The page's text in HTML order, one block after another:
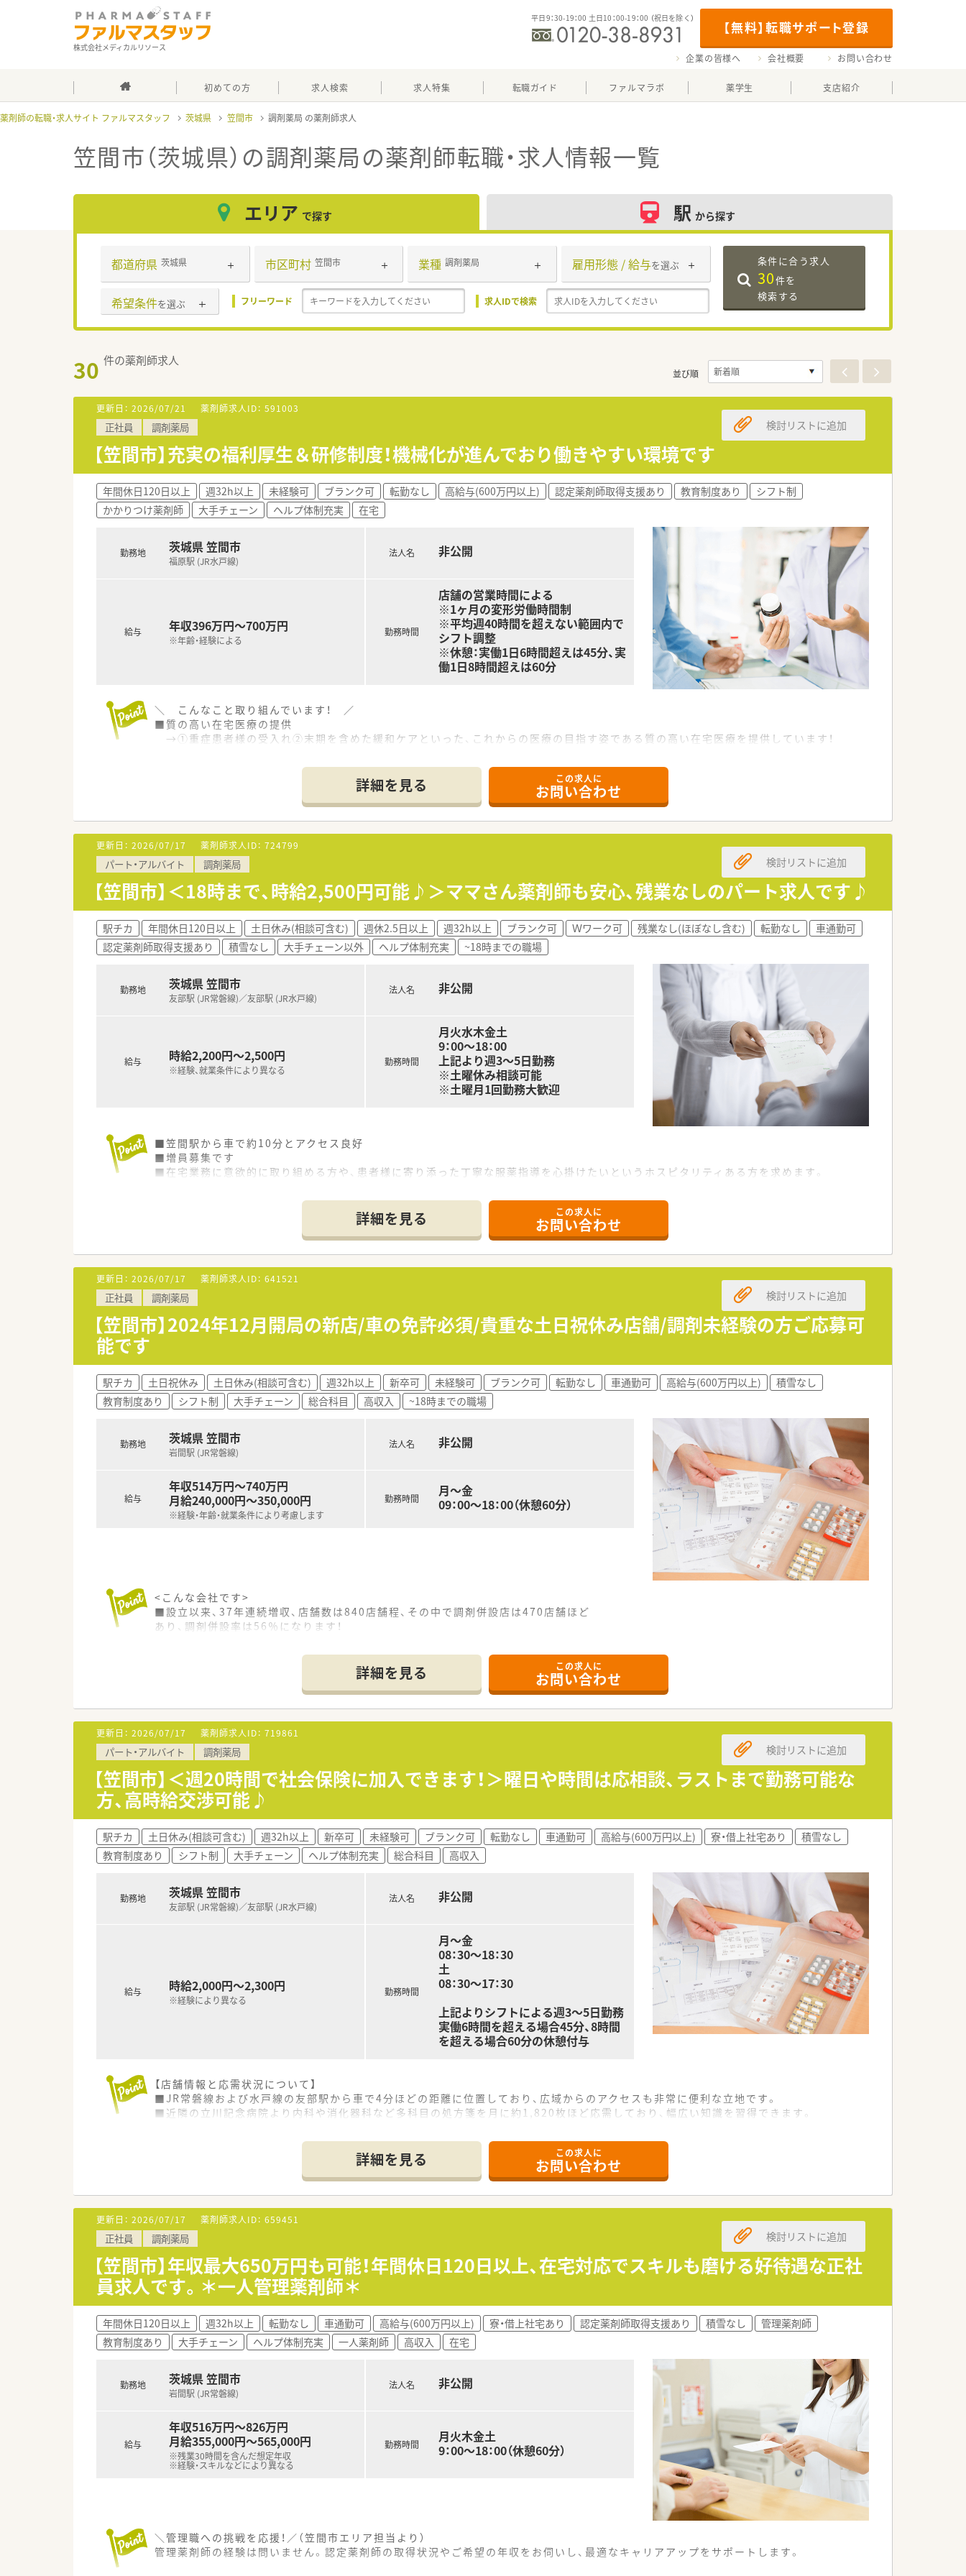
株式会社メディカルリソース
【無料】転職サポート登録
平日9：30-19：00 土日10：00-19：00 （祝日を除く）
企業の皆様へ 会社概要 お問い合わせ
初めての方 求人検索 求人特集 転職ガイド ファルマラボ 薬学生 支店紹介
薬剤師の転職・求人サイト ファルマスタッフ 茨城県 笠間市 調剤薬局
笠間市（茨城県）の調剤薬局の薬剤師転職・求人情報一覧
エリア で探す 駅 から探す
都道府県 茨城県 市区町村 笠間市 業種 調剤薬局 雇用形態 / 給与を選ぶ
希望条件を選ぶ フリーワード 求人IDで検索
条件に合う求人
30件を
検索する
30 件の薬剤師求人
並び順
更新日： 2026/07/21 薬剤師求人ID： 591003
正社員 調剤薬局
【笠間市】充実の福利厚生＆研修制度！機械化が進んでおり働きやすい環境です
検討リストに追加
年間休日120日以上 週32h以上 未経験可 ブランク可 転勤なし 高給与(600万円以上) 認定薬剤師取得支援あり 教育制度あり
シフト制
かかりつけ薬剤師
大手チェーン ヘルプ体制充実 在宅
勤務地 茨城県 笠間市
福原駅 (JR水戸線)
給与 年収396万円～700万円
※年齢・経験による
法人名 非公開
勤務時間
店舗の営業時間による
※1ヶ月の変形労働時間制
※平均週40時間を超えない範囲内で
シフト調整
※休憩：実働1日6時間超えは45分、実
働1日8時間超えは60分
＼ こんなこと取り組んでいます！ ／
■質の高い在宅医療の提供
→①重症患者様の受入れ②末期を含めた緩和ケアといった、これからの医療の目指す姿である質の高い在宅医療を提供しています！
→ガン終末期をカバーする麻薬を取り扱っており、どんながん患者様でも対応することが可能です！
また、皮下持続注入療法対応件数がNO,１となります。
■終末期医療にも携わることができます！
→健康寿命（男性:71.2歳 女性74.2歳）を過ぎた高齢者には治療に専念するのではなく自分自身の好きなことをして過ごしたいという
思いに応え、最小限の薬で人生最期のお手伝いを行っています。
＼ こんな会社です ／
■大手調剤薬局チェーンの総合メディカルグループなので安定性・経営の透明性ともにあり安心して就業頂ける環境です！
■未病から看取りまでを一貫してサポート可能。かかりつけ薬剤師・在宅専任などジョブローテも可能。様々なご希望に沿った就業環境
をご用意しております。
■店舗をドミナント展開することにより1店舗あたりの在宅件数が減少。在宅にかかるロスを最小化し、店舗対応の薬剤師の負担を減ら
しています！
詳細を見る この求人に
お問い合わせ
更新日： 2026/07/17 薬剤師求人ID： 724799
パート・アルバイト 調剤薬局
【笠間市】＜18時まで、時給2,500円可能♪＞ママさん薬剤師も安心、残業なしのパート求人です♪
検討リストに追加
駅チカ 年間休日120日以上 土日休み(相談可含む) 週休2.5日以上 週32h以上 ブランク可 Ｗワーク可 残業なし(ほぼなし含む) 転勤なし
車通勤可
認定薬剤師取得支援あり
積雪なし 大手チェーン以外 ヘルプ体制充実 ~18時までの職場
勤務地 茨城県 笠間市
友部駅 (JR常磐線)／友部駅 (JR水戸線)
給与 時給2,200円～2,500円
※経験、就業条件により異なる
法人名 非公開
勤務時間
月火水木金土
9：00～18：00
上記より週3～5日勤務
※土曜休み相談可能
※土曜月1回勤務大歓迎
■笠間駅から車で約10分とアクセス良好
■増員募集です
■在宅業務に意欲的に取り組める方や、患者様に寄り添った丁寧な服薬指導を心掛けたいというホスピタリティある方を求めます。
■居宅介護支援事業所を併設しており、ケアマネジャーなどの他職種と密に連携しながら質の高い医療を提供できるのが強みです。
■薬局へ足を運ぶのが困難な方のために、薬剤師が積極的に訪問サポートを行うなど地域密着型のサービスを徹底しております。
詳細を見る この求人に
お問い合わせ
更新日： 2026/07/17 薬剤師求人ID： 641521
正社員 調剤薬局
【笠間市】2024年12月開局の新店/車の免許必須/貴重な土日祝休み店舗/調剤未経験の方ご応募可
能です
検討リストに追加
駅チカ 土日祝休み 土日休み(相談可含む) 週32h以上 新卒可 未経験可 ブランク可 転勤なし 車通勤可 高給与(600万円以上)
積雪なし
教育制度あり
シフト制 大手チェーン 総合科目 高収入 ~18時までの職場
勤務地 茨城県 笠間市
岩間駅 (JR常磐線)
給与
年収514万円～740万円
月給240,000円～350,000円
※経験・年齢・就業条件により考慮します
法人名 非公開
勤務時間
月～金
09：00～18：00（休憩60分）
<こんな会社です>
■設立以来、37年連続増収、店舗数は840店舗程、その中で調剤併設店は470店舗ほど
あり、調剤併設率は56％になります！
■調剤併設店は分離申請をしているため、薬局としての機能を最大限発揮し運営しています。
■在宅にも注力しており、在宅専門薬局も設置しています。
■主な仕事は薬局内での業務になりますが、ドラッグストア薬剤師として食から介護まで幅広くお客様の生活をサポートできることも
魅力です。
■ワークスケジュールで予め時間を決めてヘルス売り場でのサポートをしています。
■地域に立地する面薬局が多く、幅広い医療機関から処方箋を応需しており、面分業で全科目を対応しており、科目が極端に偏ることが
ありません。
<働き方について>
■ライフスタイルに合わせて｢9時間勤務・8時間勤務｣のどちらか選択が可能です！
■就業時間も薬局の営業時間に合わせている為、ライフワークバランスを保つことが可能です。
■キャリアパスが明確で早い段階から責任あるポジションに就くチャンスがあり｢1～2年目で薬局長、
最短3～4年目でエリアマネージャー(SV)」に昇格できるなど、成長中の企業だからこそ昇格チャンスも多い企業です。
■勤務年数や年齢に関係がない職務給制度を採用しており、若くから責任のあるポジションを目指したい方、
高年収希望の方はおすすめの会社です！
<設備面について>
■最新のシステムを導入し、対物業務にかかる時間を短縮し、より丁寧な服薬指導が可能な環境を整えています。
■機器類に関しては、音声入力の薬歴･ピッキングサポートシステム･投薬カウンターに薬歴閲覧用タブレット設置など、薬剤師が安心し
て働く事が出来る様に最新の機械を導入されています。
<研修制度について>
■業務習得制度によるOJT・OTC店内勉強会や、中途入社社員研修、薬剤師全体研修、新任薬局長研修など幅広い研修を整えています。
■研修認定薬剤師単位取得の支援（eラーニング）…年間10万円まで学会参加やｅラーニング等に掛かる費用を会社負担しています。
■有給取得平均10.4日の為、有給休暇も取得しやすい会社です。
また、年に1回1週間程度リフレッシュ休暇制度を設けており、全店休憩室を完備しています。
■社員割引購入制度、会社都合での転勤の場合は家賃補助や遠隔地手当も付き、安心して就業できます（規定あり）
詳細を見る この求人に
お問い合わせ
更新日： 2026/07/17 薬剤師求人ID： 719861
パート・アルバイト 調剤薬局
【笠間市】＜週20時間で社会保険に加入できます！＞曜日や時間は応相談、ラストまで勤務可能な
方、高時給交渉可能♪
検討リストに追加
駅チカ 土日休み(相談可含む) 週32h以上 新卒可 未経験可 ブランク可 転勤なし 車通勤可 高給与(600万円以上) 寮・借上社宅あり
積雪なし
教育制度あり
シフト制 大手チェーン ヘルプ体制充実 総合科目 高収入
勤務地 茨城県 笠間市
友部駅 (JR常磐線)／友部駅 (JR水戸線)
給与 時給2,000円～2,300円
※経験により異なる
法人名 非公開
勤務時間
月～金
08：30～18：30
土
08：30～17：30
上記よりシフトによる週3～5日勤務
実働6時間を超える場合45分、8時間
を超える場合60分の休憩付与
【店舗情報と応需状況について】
■JR常磐線および水戸線の友部駅から車で4分ほどの距離に位置しており、広域からのアクセスも非常に便利な立地です。
■近隣の立川記念病院より内科や消化器科など多科目の処方箋を月に約1,820枚ほど応需しており、幅広い知識を習得できます。
■今回は欠員補充による急募案件となっており、周囲と協力しながら円滑に業務を遂行できる方を優先的に募集しています。
■年齢については50代前半までの方を幅広く募集しており、性別を問わず新しい環境に挑戦したい意欲のある方を歓迎します。
■調剤業務の経験者はもちろんのこと、未経験の方やブランクがある方でも積極的に患者様へ向き合える方を求めています。
【法人特徴について】
■茨城県を中心に北関東エリアで25店舗の調剤薬局を展開しており、地域医療の発展に大きく貢献している法人です。
■全国規模で薬局を運営する大手企業のグループ会社であるため、経営基盤が非常に安定しており将来性も抜群です。
■患者様に対して有益な情報提供を行うことを大切にしており、単なる調剤に留まらない付加価値の提供を目指しています。
詳細を見る この求人に
お問い合わせ
更新日： 2026/07/17 薬剤師求人ID： 659451
正社員 調剤薬局
【笠間市】年収最大650万円も可能！年間休日120日以上、在宅対応でスキルも磨ける好待遇な正社
員求人です。＊一人管理薬剤師＊
検討リストに追加
年間休日120日以上 週32h以上 転勤なし 車通勤可 高給与(600万円以上) 寮・借上社宅あり 認定薬剤師取得支援あり 積雪なし
管理薬剤師
教育制度あり
大手チェーン ヘルプ体制充実 一人薬剤師 高収入 在宅
勤務地 茨城県 笠間市
岩間駅 (JR常磐線)
給与
年収516万円～826万円
月給355,000円～565,000円
※残業30時間を含んだ想定年収
※経験・スキルなどにより異なる
法人名 非公開
勤務時間
月火木金土
9：00～18：00（休憩60分）
＼管理職への挑戦を応援！／（笠間市エリア担当より）
管理薬剤師の経験は問いません。認定薬剤師の取得状況やご希望の年収をお伺いし、最適なキャリアアップをサポートします。